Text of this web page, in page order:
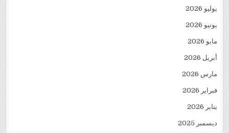
يوليو 2026
يونيو 2026
مايو 2026
أبريل 2026
مارس 2026
فبراير 2026
يناير 2026
ديسمبر 2025